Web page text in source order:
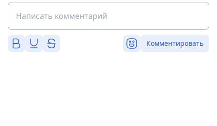
Комментировать